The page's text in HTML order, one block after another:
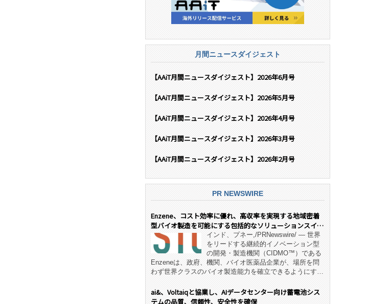
月間ニュースダイジェスト
【AAiT月間ニュースダイジェスト】2026年6月号
【AAiT月間ニュースダイジェスト】2026年5月号
【AAiT月間ニュースダイジェスト】2026年4月号
【AAiT月間ニュースダイジェスト】2026年3月号
【AAiT月間ニュースダイジェスト】2026年2月号
PR NEWSWIRE
Enzene、コスト効率に優れ、高収率を実現する地域密着
型バイオ製造を可能にする包括的なソリューションスイー
ト「NeX™」 をリリースインド、プネー,/PRNewswire/ — 世界
をリードする継続的イノベーション型
の開発・製造機関（CIDMO™）である
Enzeneは、政府、機関、バイオ医薬品企業が、場所を問
わず世界クラスのバイオ製造能力を確立できるようにす
デル「NeX™」の立ち上げを発表しました。 同社の実績
あるEnzeneX® fully‑connected continuous
ai&、Voltaiqと協業し、AIデータセンター向け蓄電池シス
テムの品質、信頼性、安全性を確保